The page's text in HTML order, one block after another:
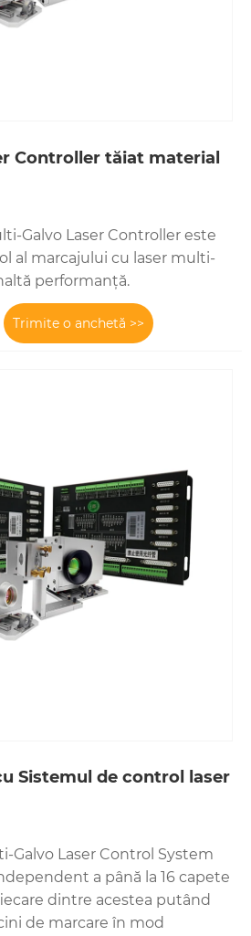
Controller tăiat material
Galvo Laser Controller este
al marcajului cu laser multi-
performanță.
Trimite o anchetă >>
Sistemul de control laser
Galvo Laser Control System
a până la 16 capete
dintre acestea putând
de marcare în mod